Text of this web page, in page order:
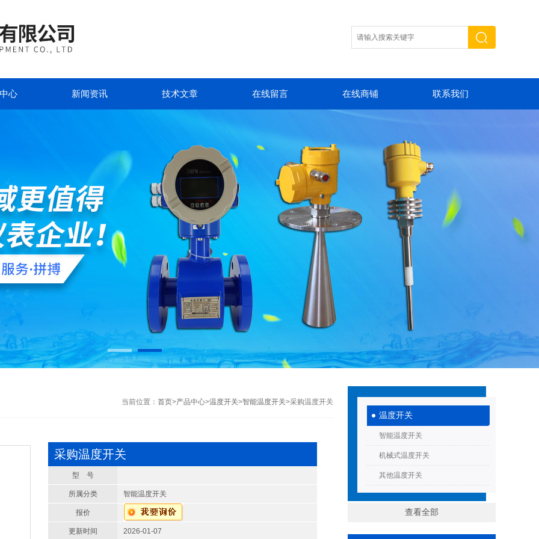
心 新闻资讯 技术文章 在线留言 在线商铺 联系我们
温度开关
智能温度开关
机械式温度开关
其他温度开关
查看全部
当前位置： 首页>产品中心>温度开关>智能温度开关>采购温度开关
采购温度开关
型 号
所属分类 智能温度开关
报价
更新时间 2026-01-07